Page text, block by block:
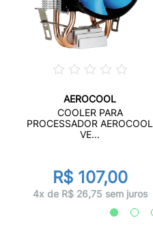
AEROCOOL
COOLER PARA
PROCESSADOR AEROCOOL
VE...
R$ 107,00
4x de R$ 26,75 sem juros